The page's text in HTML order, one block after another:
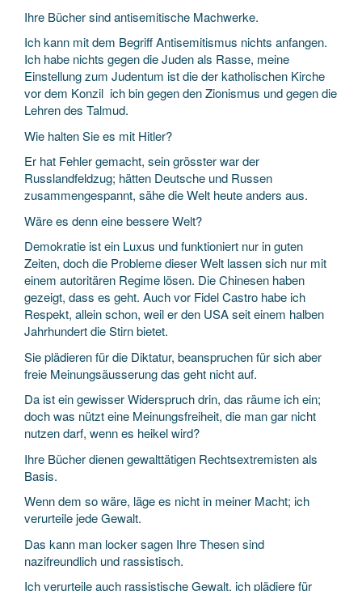
Ihre Bücher sind antisemitische Machwerke.
Ich kann mit dem Begriff Antisemitismus nichts anfangen.
Ich habe nichts gegen die Juden als Rasse, meine
Einstellung zum Judentum ist die der katholischen Kirche
vor dem Konzil ­ ich bin gegen den Zionismus und gegen die
Lehren des Talmud.
Wie halten Sie es mit Hitler?
Er hat Fehler gemacht, sein grösster war der
Russlandfeldzug; hätten Deutsche und Russen
zusammengespannt, sähe die Welt heute anders aus.
Wäre es denn eine bessere Welt?
Demokratie ist ein Luxus und funktioniert nur in guten
Zeiten, doch die Probleme dieser Welt lassen sich nur mit
einem autoritären Regime lösen. Die Chinesen haben
gezeigt, dass es geht. Auch vor Fidel Castro habe ich
Respekt, allein schon, weil er den USA seit einem halben
Jahrhundert die Stirn bietet.
Sie plädieren für die Diktatur, beanspruchen für sich aber
freie Meinungsäusserung das geht nicht auf.
Da ist ein gewisser Widerspruch drin, das räume ich ein;
doch was nützt eine Meinungsfreiheit, die man gar nicht
nutzen darf, wenn es heikel wird?
Ihre Bücher dienen gewalttätigen Rechtsextremisten als
Basis.
Wenn dem so wäre, läge es nicht in meiner Macht; ich
verurteile jede Gewalt.
Das kann man locker sagen Ihre Thesen sind
nazifreundlich und rassistisch.
Ich verurteile auch rassistische Gewalt, ich plädiere für